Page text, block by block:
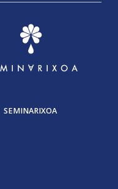
SEMINARIXOA